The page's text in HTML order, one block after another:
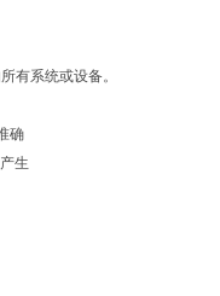
有系统或设备。
确
生